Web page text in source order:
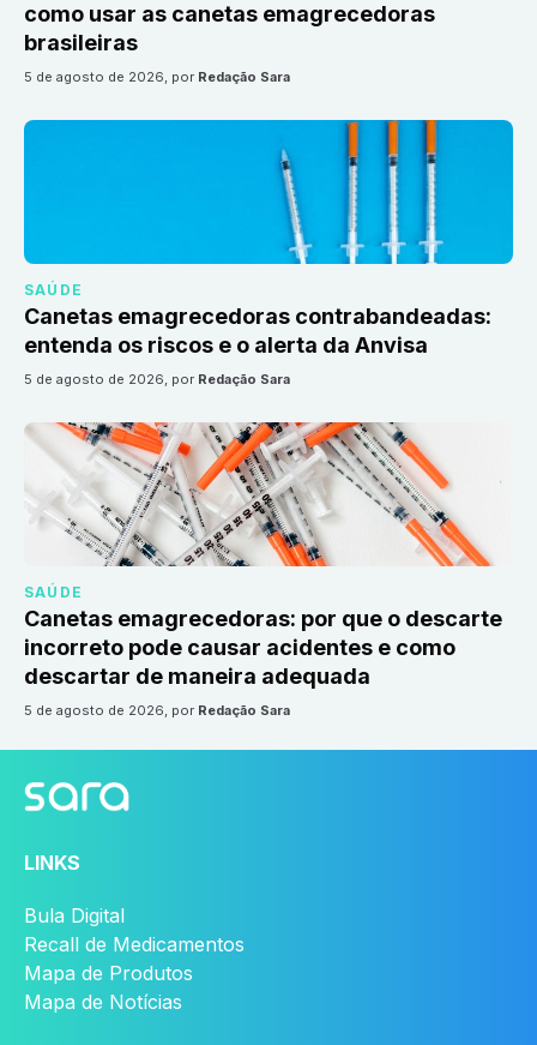
como usar as canetas emagrecedoras
brasileiras
5 de agosto de 2026, por Redação Sara
SAÚDE
Canetas emagrecedoras contrabandeadas:
entenda os riscos e o alerta da Anvisa
5 de agosto de 2026, por Redação Sara
SAÚDE
Canetas emagrecedoras: por que o descarte
incorreto pode causar acidentes e como
descartar de maneira adequada
5 de agosto de 2026, por Redação Sara
LINKS
Bula Digital
Recall de Medicamentos
Mapa de Produtos
Mapa de Notícias